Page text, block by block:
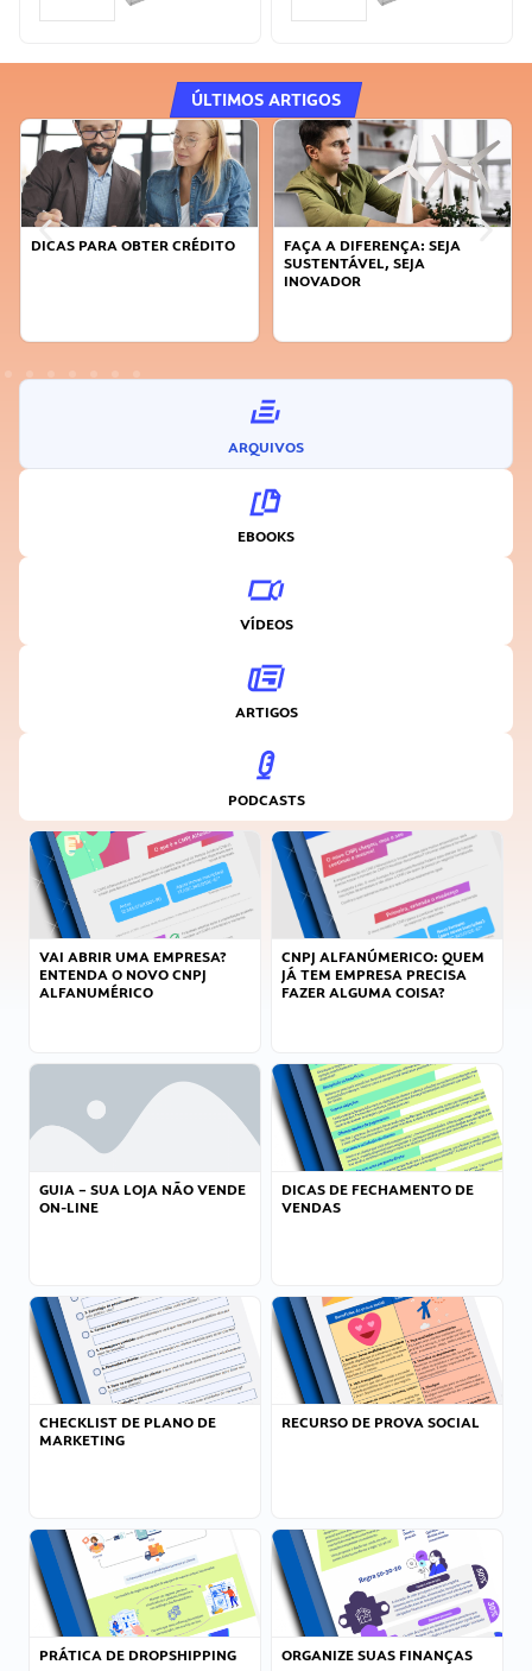
ÚLTIMOS ARTIGOS
DICAS PARA OBTER CRÉDITO
FAÇA A DIFERENÇA: SEJA
SUSTENTÁVEL, SEJA
INOVADOR
ARQUIVOS
EBOOKS
VÍDEOS
ARTIGOS
PODCASTS
VAI ABRIR UMA EMPRESA?
ENTENDA O NOVO CNPJ
ALFANUMÉRICO
CNPJ ALFANÚMERICO: QUEM
JÁ TEM EMPRESA PRECISA
FAZER ALGUMA COISA?
GUIA – SUA LOJA NÃO VENDE
ON-LINE
DICAS DE FECHAMENTO DE
VENDAS
CHECKLIST DE PLANO DE
MARKETING
RECURSO DE PROVA SOCIAL
PRÁTICA DE DROPSHIPPING ORGANIZE SUAS FINANÇAS